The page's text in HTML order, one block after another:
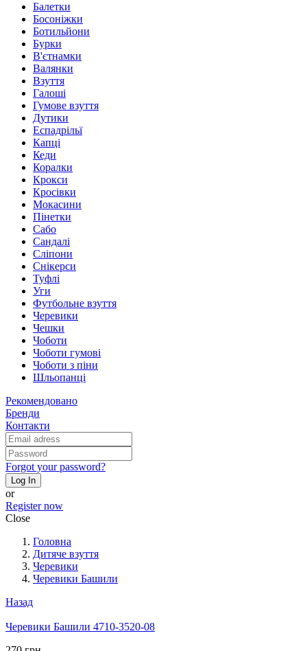
Балетки
Босоніжки
Ботильйони
Бурки
В'єтнамки
Валянки
Взуття
Галоші
Гумове взуття
Дутики
Еспадрільї
Капці
Кеди
Коралки
Крокси
Кросівки
Мокасини
Пінетки
Сабо
Сандалі
Сліпони
Снікерси
Туфлі
Уги
Футбольне взуття
Черевики
Чешки
Чоботи
Чоботи гумові
Чоботи з піни
Шльопанці
Рекомендовано
Бренди
Контакти
Forgot your password?
Log In
or
Register now
Close
Головна
Дитяче взуття
Черевики
Черевики Башили
Назад
Черевики Башили 4710-3520-08